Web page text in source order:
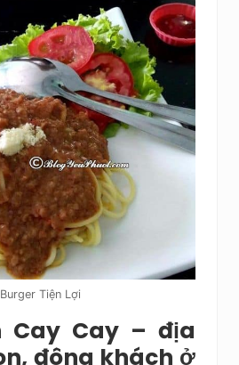
Burger Tiện Lợi
Cay Cay – địa
đông khách ở